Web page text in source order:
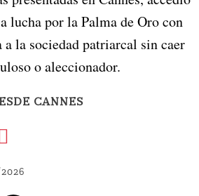
lucha por la Palma de Oro con
la sociedad patriarcal sin caer
o aleccionador.
CANNES